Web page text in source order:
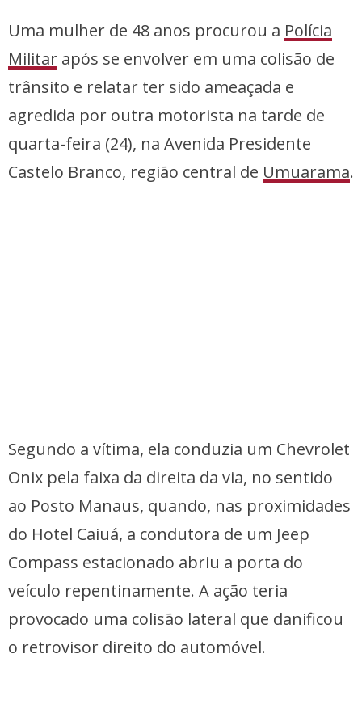
Uma mulher de 48 anos procurou a Polícia
Militar após se envolver em uma colisão de
trânsito e relatar ter sido ameaçada e
agredida por outra motorista na tarde de
quarta-feira (24), na Avenida Presidente
Castelo Branco, região central de Umuarama.
Segundo a vítima, ela conduzia um Chevrolet
Onix pela faixa da direita da via, no sentido
ao Posto Manaus, quando, nas proximidades
do Hotel Caiuá, a condutora de um Jeep
Compass estacionado abriu a porta do
veículo repentinamente. A ação teria
provocado uma colisão lateral que danificou
o retrovisor direito do automóvel.